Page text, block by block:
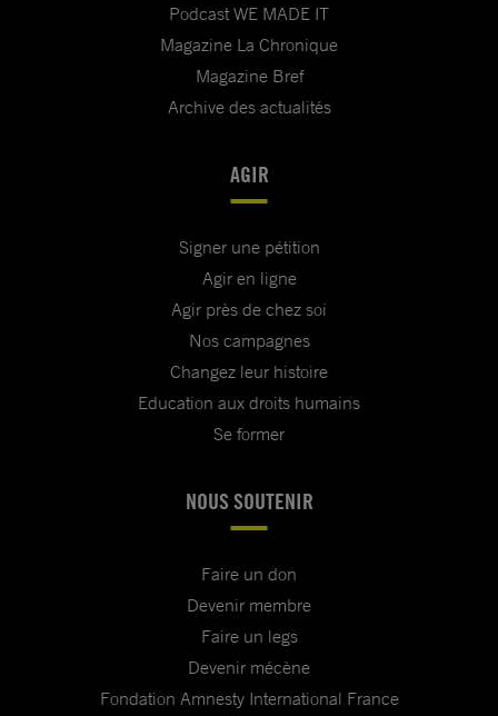
Podcast WE MADE IT
Magazine La Chronique
Magazine Bref
Archive des actualités
AGIR
Signer une pétition
Agir en ligne
Agir près de chez soi
Nos campagnes
Changez leur histoire
Education aux droits humains
Se former
NOUS SOUTENIR
Faire un don
Devenir membre
Faire un legs
Devenir mécène
Fondation Amnesty International France